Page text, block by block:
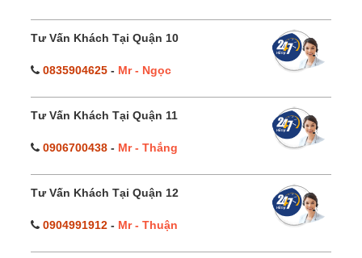
Tư Vấn Khách Tại Quận 10
0835904625 - Mr - Ngọc
Tư Vấn Khách Tại Quận 11
0906700438 - Mr - Thắng
Tư Vấn Khách Tại Quận 12
0904991912 - Mr - Thuận